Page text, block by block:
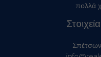
πολλά